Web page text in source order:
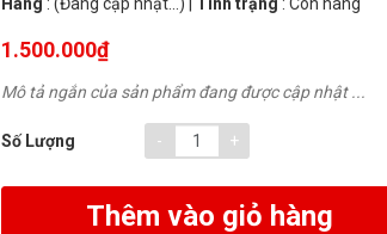
1.500.000₫
Mô tả ngắn của sản phẩm đang được cập nhật ...
Số Lượng - +
Thêm vào giỏ hàng